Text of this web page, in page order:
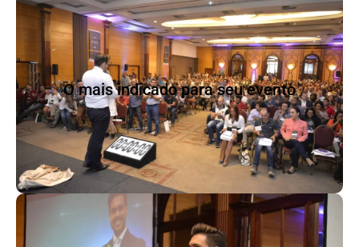
O mais indicado para seu evento
O Mais Indicado
Reconhecido por seu carisma e criatividade,
Janderson Santos é sempre sucesso por onde passa.